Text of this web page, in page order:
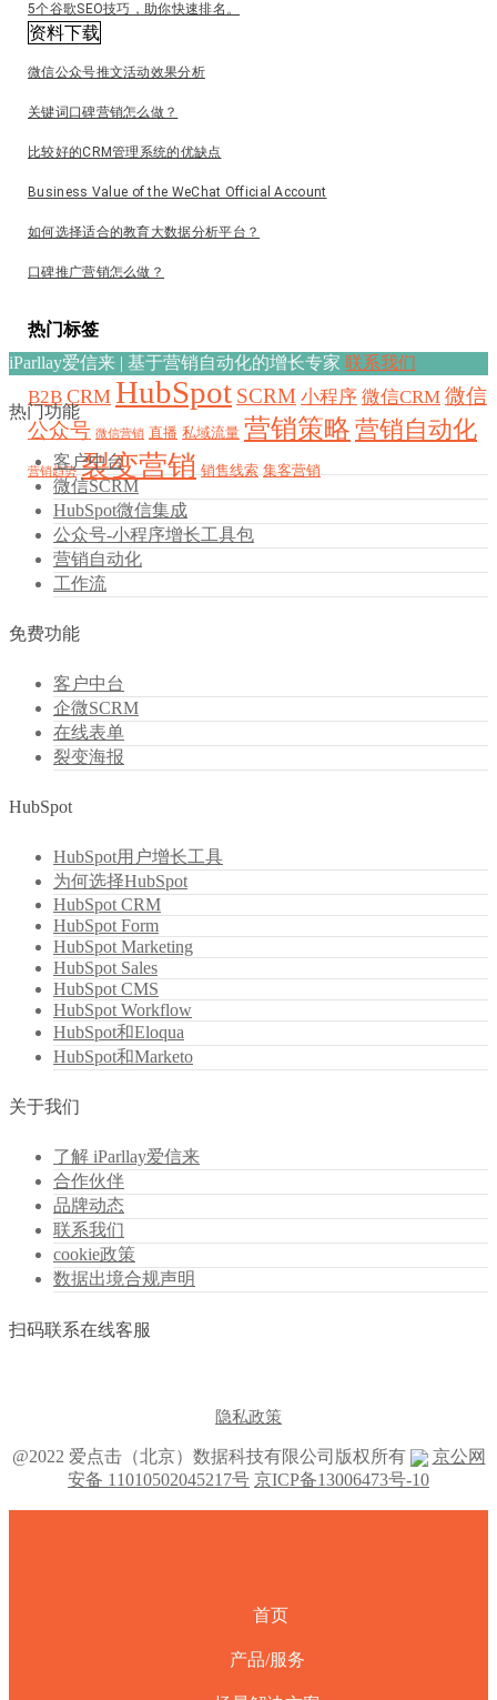
5个谷歌SEO技巧，助你快速排名。
资料下载
微信公众号推文活动效果分析
关键词口碑营销怎么做？
比较好的CRM管理系统的优缺点
Business Value of the WeChat Official Account
如何选择适合的教育大数据分析平台？
口碑推广营销怎么做？
热门标签
B2B CRM HubSpot SCRM 小程序 微信CRM 微信
公众号 微信营销 直播 私域流量 营销策略 营销自动化
营销趋势 裂变营销 销售线索 集客营销
iParllay爱信来 | 基于营销自动化的增长专家 联系我们
热门功能
客户中台
微信SCRM
HubSpot微信集成
公众号-小程序增长工具包
营销自动化
工作流
免费功能
客户中台
企微SCRM
在线表单
裂变海报
HubSpot
HubSpot用户增长工具
为何选择HubSpot
HubSpot CRM
HubSpot Form
HubSpot Marketing
HubSpot Sales
HubSpot CMS
HubSpot Workflow
HubSpot和Eloqua
HubSpot和Marketo
关于我们
了解 iParllay爱信来
合作伙伴
品牌动态
联系我们
cookie政策
数据出境合规声明
扫码联系在线客服
隐私政策
@2022 爱点击（北京）数据科技有限公司版权所有
京公网
安备 11010502045217号 京ICP备13006473号-10
首页
产品/服务